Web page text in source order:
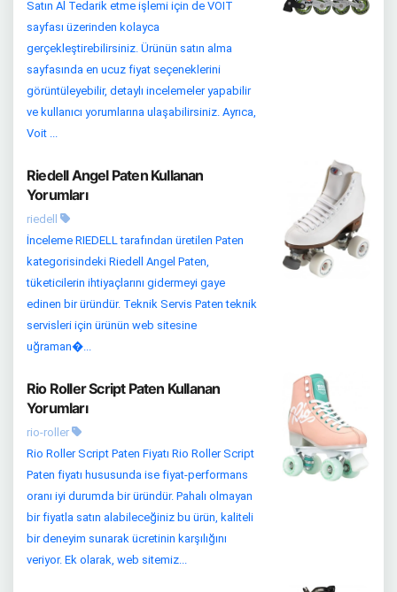
Satın Al Tedarik etme işlemi için de VOIT
sayfası üzerinden kolayca
gerçekleştirebilirsiniz. Ürünün satın alma
sayfasında en ucuz fiyat seçeneklerini
görüntüleyebilir, detaylı incelemeler yapabilir
ve kullanıcı yorumlarına ulaşabilirsiniz. Ayrıca,
Voit ...
Riedell Angel Paten Kullanan
Yorumları
riedell
İnceleme RIEDELL tarafından üretilen Paten
kategorisindeki Riedell Angel Paten,
tüketicilerin ihtiyaçlarını gidermeyi gaye
edinen bir üründür. Teknik Servis Paten teknik
servisleri için ürünün web sitesine
uğraman�...
Rio Roller Script Paten Kullanan
Yorumları
rio-roller
Rio Roller Script Paten Fiyatı Rio Roller Script
Paten fiyatı hususunda ise fiyat-performans
oranı iyi durumda bir üründür. Pahalı olmayan
bir fiyatla satın alabileceğiniz bu ürün, kaliteli
bir deneyim sunarak ücretinin karşılığını
veriyor. Ek olarak, web sitemiz...